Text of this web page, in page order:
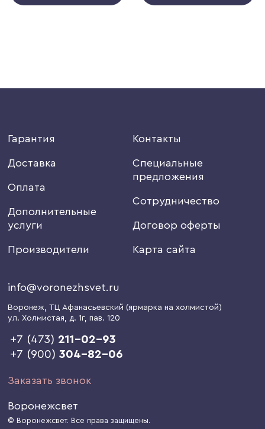
Гарантия
Доставка
Оплата
Дополнительные
услуги
Производители
Контакты
Специальные
предложения
Сотрудничество
Договор оферты
Карта сайта
info@voronezhsvet.ru
Воронеж, ТЦ Афанасьевский (ярмарка на холмистой)
ул. Холмистая, д. 1г, пав. 120
+7 (473) 211-02-93
+7 (900)304-82-06
Заказать звонок
Воронежсвет
© Воронежсвет. Все права защищены.